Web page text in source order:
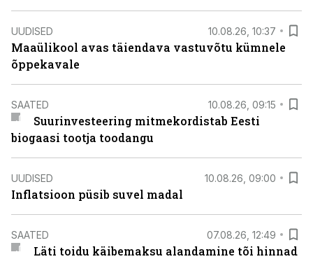
UUDISED 10.08.26, 10:37
Maaülikool avas täiendava vastuvõtu kümnele
õppekavale
SAATED 10.08.26, 09:15
Suurinvesteering mitmekordistab Eesti
biogaasi tootja toodangu
UUDISED 10.08.26, 09:00
Inflatsioon püsib suvel madal
SAATED 07.08.26, 12:49
Läti toidu käibemaksu alandamine tõi hinnad